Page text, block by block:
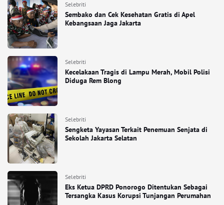
Selebriti
Sembako dan Cek Kesehatan Gratis di Apel
Kebangsaan Jaga Jakarta
Selebriti
Kecelakaan Tragis di Lampu Merah, Mobil Polisi
Diduga Rem Blong
Selebriti
Sengketa Yayasan Terkait Penemuan Senjata di
Sekolah Jakarta Selatan
Selebriti
Eks Ketua DPRD Ponorogo Ditentukan Sebagai
Tersangka Kasus Korupsi Tunjangan Perumahan